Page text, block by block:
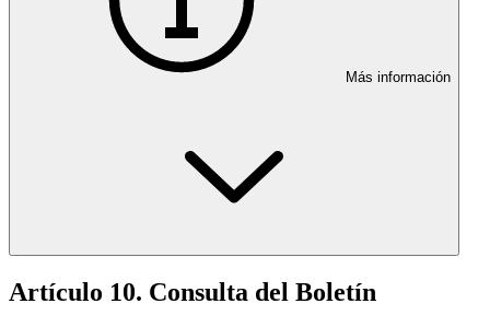
Más información
Artículo 10. Consulta del Boletín